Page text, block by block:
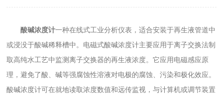
酸碱浓度计一种在线式工业分析仪表，适合安装于再生液管道中
或浸没于酸碱稀释槽中。电磁式酸碱浓度计主要应用于离子交换法制
取高纯水工艺中监测离子交换器的再生液浓度。它应用电磁感应原
理，避免了酸、碱等强腐蚀性溶液对电极的腐蚀、污染和极化效应。
酸碱浓度计可在就地读取浓度数值和远传监视，与计算机或调节装置